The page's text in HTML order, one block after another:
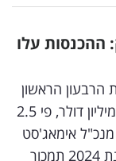
ההכנסות עלו
הרבעון הראשון
לשנת 2024, ההכנסות הסתכמו בכ-13.2 מיליון דולר, פי 2.5
אימאג'סט
אינטרנשיונל: "החברה צופה שבמהלך שנת 2024 תמכור